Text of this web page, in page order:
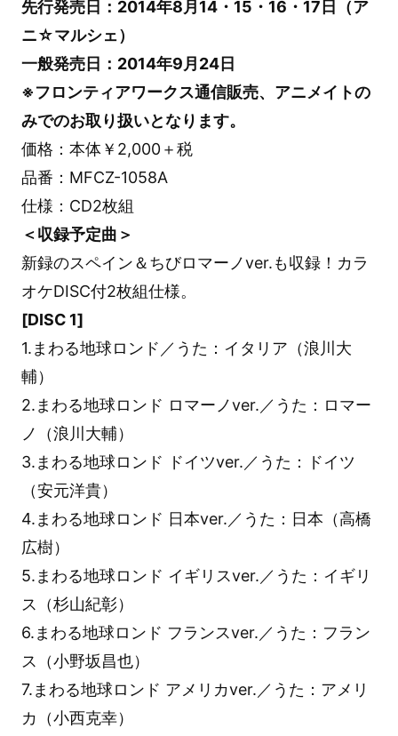
先行発売日：2014年8月14・15・16・17日（ア
ニ☆マルシェ）
一般発売日：2014年9月24日
※フロンティアワークス通信販売、アニメイトの
みでのお取り扱いとなります。
価格：本体￥2,000＋税
品番：MFCZ-1058A
仕様：CD2枚組
＜収録予定曲＞
新録のスペイン＆ちびロマーノver.も収録！カラ
オケDISC付2枚組仕様。
[DISC 1]
1.まわる地球ロンド／うた：イタリア（浪川大
輔）
2.まわる地球ロンド ロマーノver.／うた：ロマー
ノ（浪川大輔）
3.まわる地球ロンド ドイツver.／うた：ドイツ
（安元洋貴）
4.まわる地球ロンド 日本ver.／うた：日本（高橋
広樹）
5.まわる地球ロンド イギリスver.／うた：イギリ
ス（杉山紀彰）
6.まわる地球ロンド フランスver.／うた：フラン
ス（小野坂昌也）
7.まわる地球ロンド アメリカver.／うた：アメリ
カ（小西克幸）